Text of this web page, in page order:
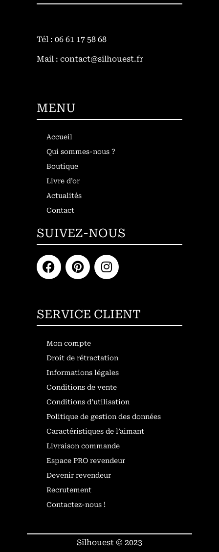
Tél : 06 61 17 58 68
Mail : contact@silhouest.fr
MENU
Accueil
Qui sommes-nous ?
Boutique
Livre d’or
Actualités
Contact
SUIVEZ-NOUS
SERVICE CLIENT
Mon compte
Droit de rétractation
Informations légales
Conditions de vente
Conditions d’utilisation
Politique de gestion des données
Caractéristiques de l’aimant
Livraison commande
Espace PRO revendeur
Devenir revendeur
Recrutement
Contactez-nous !
Silhouest © 2023